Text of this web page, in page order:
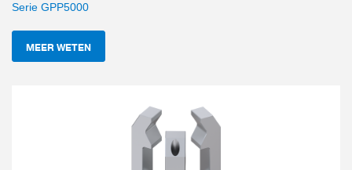
Serie GPP5000
MEER WETEN